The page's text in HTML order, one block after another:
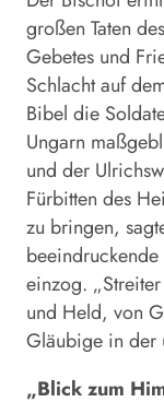
großen Taten
Gebetes und
Schlacht auf
Bibel die
Ungarn
und der
Fürbitten des
zu bringen,
einzog.
und Held, von
Gläubige in der
„Blick zum